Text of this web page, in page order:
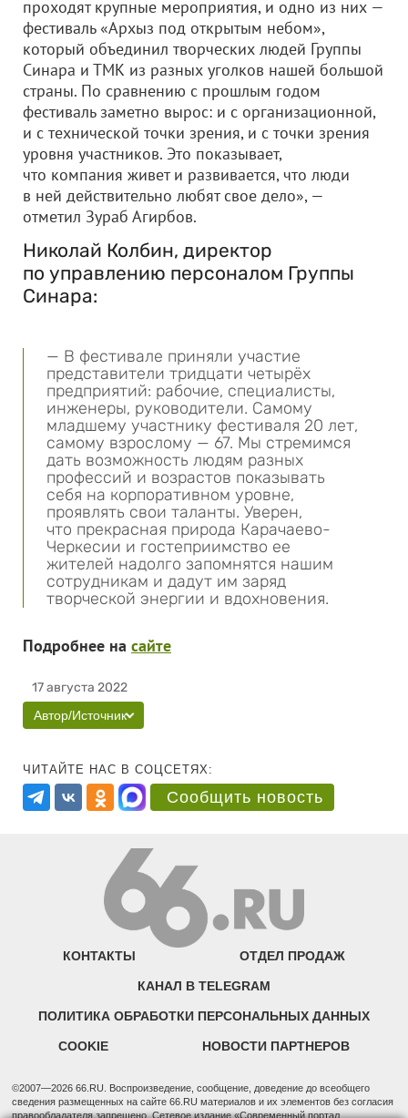
проходят крупные мероприятия, и одно из них —
фестиваль «Архыз под открытым небом»,
который объединил творческих людей Группы
Синара и ТМК из разных уголков нашей большой
страны. По сравнению с прошлым годом
фестиваль заметно вырос: и с организационной,
и с технической точки зрения, и с точки зрения
уровня участников. Это показывает,
что компания живет и развивается, что люди
в ней действительно любят свое дело», —
отметил Зураб Агирбов.
Николай Колбин, директор
по управлению персоналом Группы
Синара:
— В фестивале приняли участие
представители тридцати четырёх
предприятий: рабочие, специалисты,
инженеры, руководители. Самому
младшему участнику фестиваля 20 лет,
самому взрослому — 67. Мы стремимся
дать возможность людям разных
профессий и возрастов показывать
себя на корпоративном уровне,
проявлять свои таланты. Уверен,
что прекрасная природа Карачаево-
Черкесии и гостеприимство ее
жителей надолго запомнятся нашим
сотрудникам и дадут им заряд
творческой энергии и вдохновения.
Подробнее на сайте
17 августа 2022
Автор/Источник
ЧИТАЙТЕ НАС В СОЦСЕТЯХ:
Сообщить новость
КОНТАКТЫ ОТДЕЛ ПРОДАЖ
КАНАЛ В TELEGRAM
ПОЛИТИКА ОБРАБОТКИ ПЕРСОНАЛЬНЫХ ДАННЫХ
COOKIE НОВОСТИ ПАРТНЕРОВ
©2007—2026 66.RU. Воспроизведение, сообщение, доведение до всеобщего
сведения размещенных на сайте 66.RU материалов и их элементов без согласия
правообладателя запрещено. Сетевое издание «Современный портал